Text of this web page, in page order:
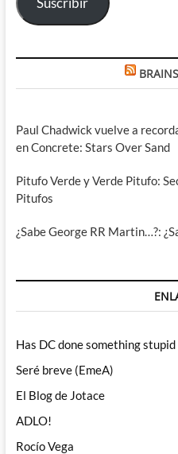
Paul Chadwick vuelve a
en Concrete: Stars Over Sand
Pitufo Verde y Verde Pitufo:
Pitufos
¿Sabe George RR Martin…?:
Has DC done something
Seré breve (EmeA)
El Blog de Jotace
ADLO!
Rocío Vega